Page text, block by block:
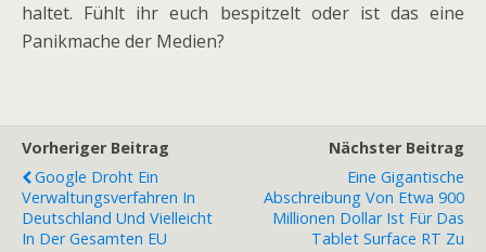
haltet. Fühlt ihr euch bespitzelt oder ist das eine
Panikmache der Medien?
Vorheriger Beitrag
Google Droht Ein
Verwaltungsverfahren In
Deutschland Und Vielleicht
In Der Gesamten EU
Nächster Beitrag
Eine Gigantische
Abschreibung Von Etwa 900
Millionen Dollar Ist Für Das
Tablet Surface RT Zu